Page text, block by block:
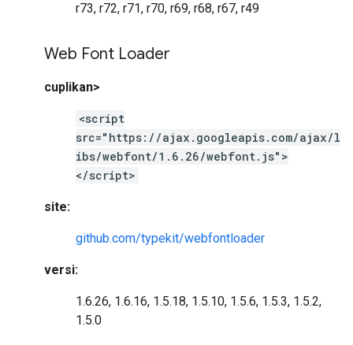
r73, r72, r71, r70, r69, r68, r67, r49
Web Font Loader
cuplikan>
<script
src="https://ajax.googleapis.com/ajax/l
ibs/webfont/1.6.26/webfont.js">
</script>
site:
github.com/typekit/webfontloader
versi:
1.6.26, 1.6.16, 1.5.18, 1.5.10, 1.5.6, 1.5.3, 1.5.2,
1.5.0